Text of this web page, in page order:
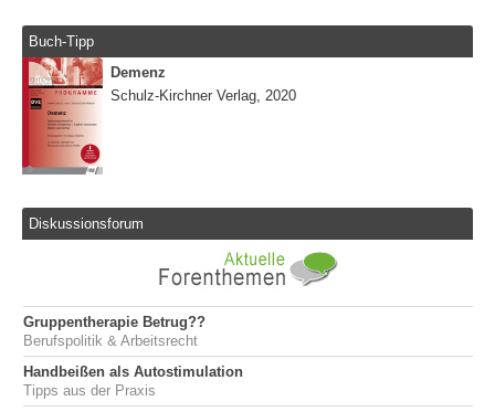
Buch-Tipp
Demenz
Schulz-Kirchner Verlag, 2020
Diskussionsforum
Gruppentherapie Betrug??
Berufspolitik & Arbeitsrecht
Handbeißen als Autostimulation
Tipps aus der Praxis